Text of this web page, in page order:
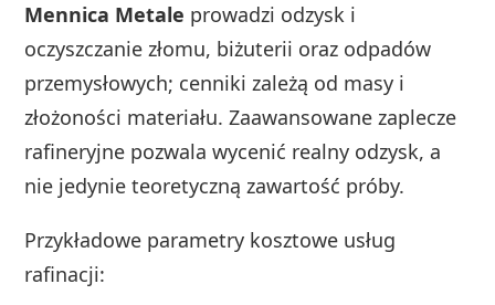
Mennica Metale prowadzi odzysk i
oczyszczanie złomu, biżuterii oraz odpadów
przemysłowych; cenniki zależą od masy i
złożoności materiału. Zaawansowane zaplecze
rafineryjne pozwala wycenić realny odzysk, a
nie jedynie teoretyczną zawartość próby.
Przykładowe parametry kosztowe usług
rafinacji: